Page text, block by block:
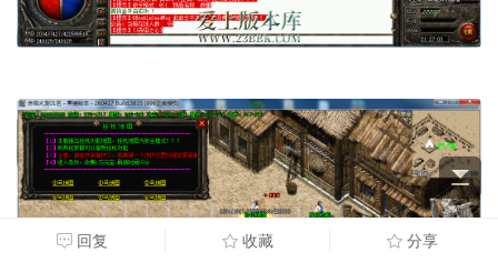
回复 收藏 分享